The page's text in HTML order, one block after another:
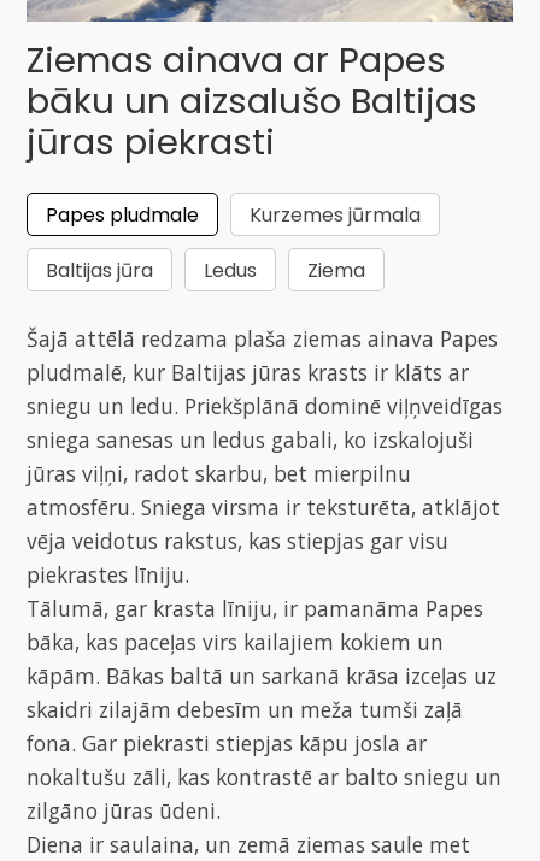
Ziemas ainava ar Papes
bāku un aizsalušo Baltijas
jūras piekrasti
Papes pludmale
Kurzemes jūrmala
Baltijas jūra
Ledus Ziema
Šajā attēlā redzama plaša ziemas ainava Papes
pludmalē, kur Baltijas jūras krasts ir klāts ar
sniegu un ledu. Priekšplānā dominē viļņveidīgas
sniega sanesas un ledus gabali, ko izskalojuši
jūras viļņi, radot skarbu, bet mierpilnu
atmosfēru. Sniega virsma ir teksturēta, atklājot
vēja veidotus rakstus, kas stiepjas gar visu
piekrastes līniju.
Tālumā, gar krasta līniju, ir pamanāma Papes
bāka, kas paceļas virs kailajiem kokiem un
kāpām. Bākas baltā un sarkanā krāsa izceļas uz
skaidri zilajām debesīm un meža tumši zaļā
fona. Gar piekrasti stiepjas kāpu josla ar
nokaltušu zāli, kas kontrastē ar balto sniegu un
zilgāno jūras ūdeni.
Diena ir saulaina, un zemā ziemas saule met